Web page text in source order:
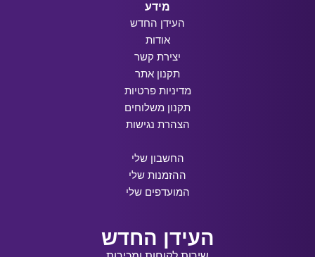
מידע
העידן החדש
אודות
יצירת קשר
תקנון אתר
מדיניות פרטיות
תקנון משלוחים
הצהרת נגישות
החשבון שלי
ההזמנות שלי
המועדפים שלי
העידן החדש